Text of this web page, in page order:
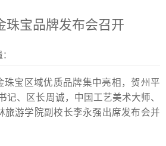
珠宝品牌发布会召开
宝区域优质品牌集中亮相，贺州平
记、区长周诚，中国工艺美术大师、
旅游学院副校长李永强出席发布会并